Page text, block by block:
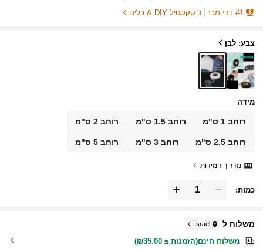
#1 רבי מכר ב טקסטיל DIY & כלים
צבע: לבן
מידה
רוחב 1 ס"מ רוחב 1.5 ס"מ רוחב 2 ס"מ
רוחב 2.5 ס"מ רוחב 3 ס"מ רוחב 5 ס"מ
מדריך המידות
כמות:
משלוח ל Israel
משלוח חינם(הזמנות ≥ ₪35.00)